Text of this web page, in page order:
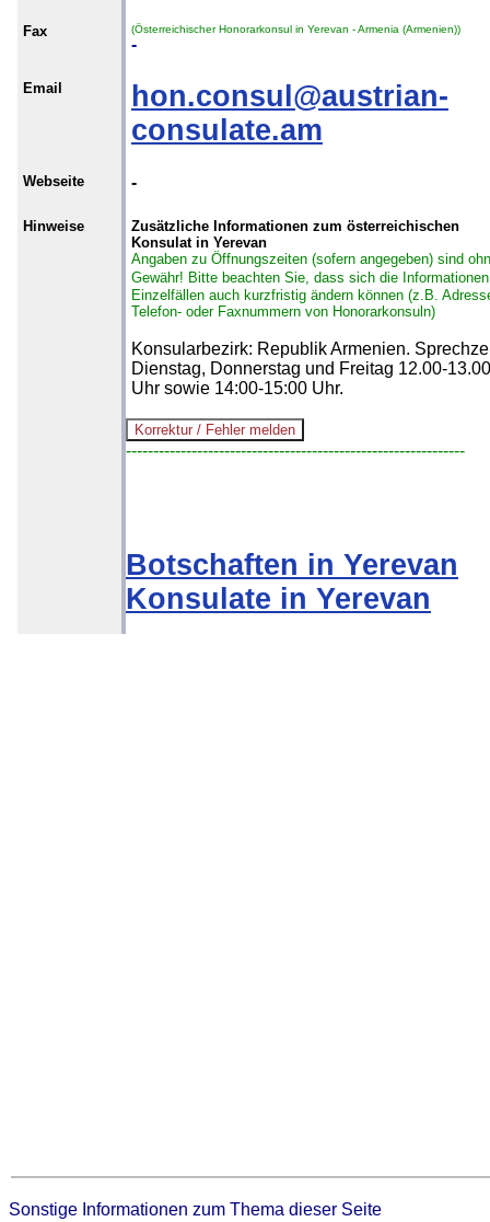
Fax (Österreichischer Honorarkonsul in Yerevan - Armenia (Armenien))
-
Email
hon.consul@austrian-
consulate.am
Webseite -
Hinweise
Zusätzliche Informationen zum österreichischen
Konsulat in Yerevan
Angaben zu Öffnungszeiten (sofern angegeben) sind
Gewähr! Bitte beachten Sie, dass sich die
Einzelfällen auch kurzfristig ändern können (z.B.
Telefon- oder Faxnummern von Honorarkonsuln)
Konsularbezirk: Republik Armenien.
Dienstag, Donnerstag und Freitag 12.00-13.00
Uhr sowie 14:00-15:00 Uhr.
--------------------------------------------------------------
Botschaften in Yerevan
Konsulate in Yerevan
Sonstige Informationen zum Thema dieser Seite